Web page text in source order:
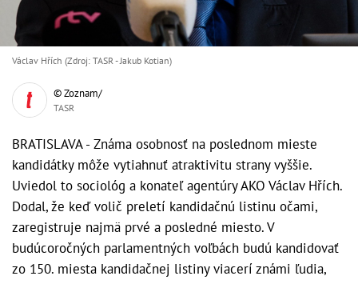
Václav Hřích (Zdroj: TASR - Jakub Kotian)
© Zoznam/
TASR
BRATISLAVA - Známa osobnosť na poslednom mieste
kandidátky môže vytiahnuť atraktivitu strany vyššie.
Uviedol to sociológ a konateľ agentúry AKO Václav Hřích.
Dodal, že keď volič preletí kandidačnú listinu očami,
zaregistruje najmä prvé a posledné miesto. V
budúcoročných parlamentných voľbách budú kandidovať
zo 150. miesta kandidačnej listiny viacerí známi ľudia,